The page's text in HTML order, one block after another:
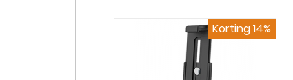
Korting 14%